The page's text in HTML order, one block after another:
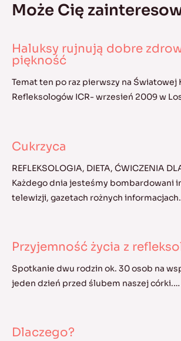
Może Cię
Haluksy rujnują dobre
piękność
Temat ten po raz pierwszy na Światowej
Refleksologów ICR- wrzesień 2009 w
Cukrzyca
REFLEKSOLOGIA, DIETA, ĆWICZENIA
Każdego dnia jesteśmy bombardowani
telewizji, gazetach rożnych
Przyjemność życia z
Spotkanie dwu rodzin ok. 30 osob na
jeden dzień przed ślubem naszej córki.…
Dlaczego?